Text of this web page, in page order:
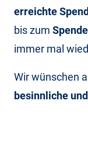
erreichte
bis zum
immer mal
Wir wünschen
besinnliche